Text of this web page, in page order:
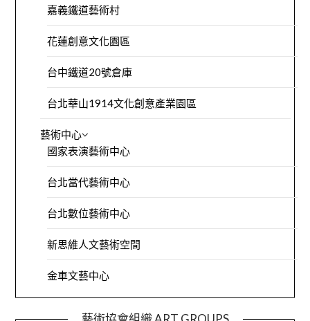
嘉義鐵道藝術村
花蓮創意文化園區
台中鐵道20號倉庫
台北華山1914文化創意產業園區
藝術中心
國家表演藝術中心
台北當代藝術中心
台北數位藝術中心
新思維人文藝術空間
金車文藝中心